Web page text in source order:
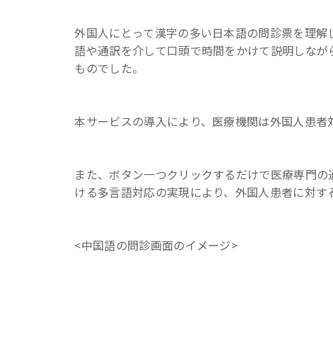
外国人にとって漢字の多い日本語の問診票を理
語や通訳を介して口頭で時間をかけて説明しな
ものでした。
本サービスの導入により、医療機関は外国人患
また、ボタン一つクリックするだけで医療専門
ける多言語対応の実現により、外国人患者に対
<中国語の問診画面のイメージ>